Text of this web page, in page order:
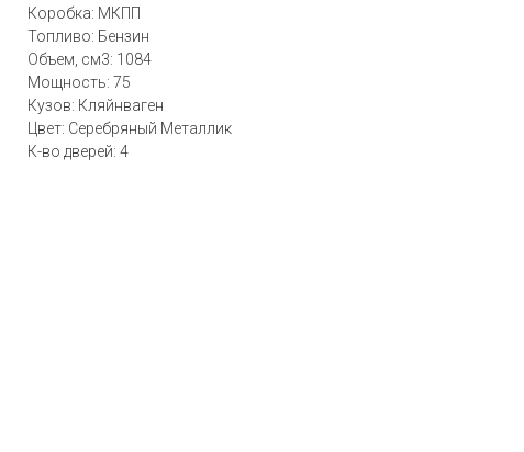
Коробка: МКПП
Топливо: Бензин
Объем, см3: 1084
Мощность: 75
Кузов: Кляйнваген
Цвет: Серебряный Металлик
К-во дверей: 4